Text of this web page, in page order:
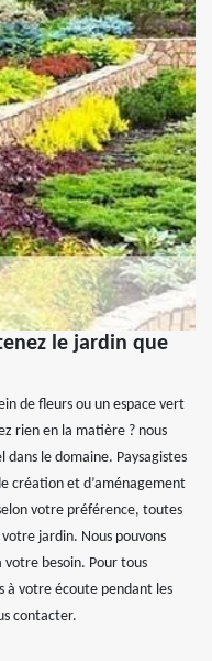
le jardin que
de fleurs ou un espace vert
rien en la matière ? nous
le domaine. Paysagistes
création et d’aménagement
votre préférence, toutes
jardin. Nous pouvons
votre besoin. Pour tous
à votre écoute pendant les
contacter.